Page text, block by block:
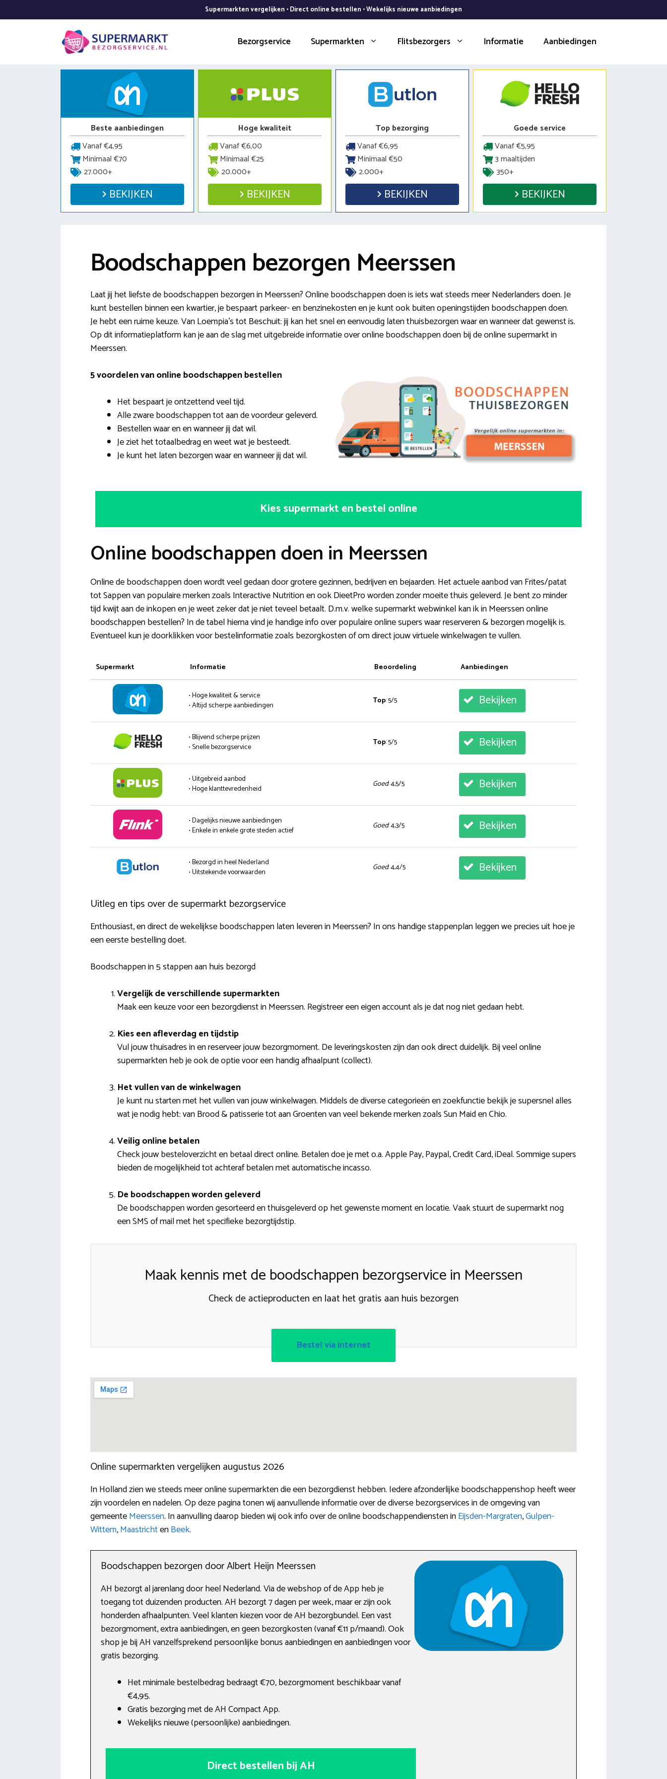
naar
Supermarkten vergelijken • Direct online bestellen • Wekelijks nieuwe aanbiedingen
Bezorgservice Supermarkten Flitsbezorgers Informatie Aanbiedingen
Beste aanbiedingen
Vanaf €4,95
Minimaal €70
27.000+
BEKIJKEN
Hoge kwaliteit
Vanaf €6,00
Minimaal €25
20.000+
BEKIJKEN
Top bezorging
Vanaf €6,95
Minimaal €50
2.000+
BEKIJKEN
Goede service
Vanaf €5,95
3 maaltijden
350+
BEKIJKEN
Boodschappen bezorgen Meerssen
Laat jij het liefste de boodschappen bezorgen in Meerssen? Online boodschappen doen is iets wat steeds meer Nederlanders doen. Je
kunt bestellen binnen een kwartier, je bespaart parkeer- en benzinekosten en je kunt ook buiten openingstijden boodschappen doen.
Je hebt een ruime keuze. Van Loempia’s tot Beschuit: jij kan het snel en eenvoudig laten thuisbezorgen waar en wanneer dat gewenst is.
Op dit informatieplatform kan je aan de slag met uitgebreide informatie over online boodschappen doen bij de online supermarkt in
Meerssen.
5 voordelen van online boodschappen bestellen
Het bespaart je ontzettend veel tijd.
Alle zware boodschappen tot aan de voordeur geleverd.
Bestellen waar en en wanneer jij dat wil.
Je ziet het totaalbedrag en weet wat je besteedt.
Je kunt het laten bezorgen waar en wanneer jij dat wil.
Kies supermarkt en bestel online
Online boodschappen doen in Meerssen
Online de boodschappen doen wordt veel gedaan door grotere gezinnen, bedrijven en bejaarden. Het actuele aanbod van Frites/patat
tot Sappen van populaire merken zoals Interactive Nutrition en ook DieetPro worden zonder moeite thuis geleverd. Je bent zo minder
tijd kwijt aan de inkopen en je weet zeker dat je niet teveel betaalt. D.m.v. welke supermarkt webwinkel kan ik in Meerssen online
boodschappen bestellen? In de tabel hierna vind je handige info over populaire online supers waar reserveren & bezorgen mogelijk is.
Eventueel kun je doorklikken voor bestelinformatie zoals bezorgkosten of om direct jouw virtuele winkelwagen te vullen.
Supermarkt Informatie Beoordeling Aanbiedingen
• Hoge kwaliteit & service
• Altijd scherpe aanbiedingen
Top: 5/5 Bekijken
• Blijvend scherpe prijzen
• Snelle bezorgservice
Top: 5/5 Bekijken
• Uitgebreid aanbod
• Hoge klanttevredenheid
Goed: 4,5/5 Bekijken
• Dagelijks nieuwe aanbiedingen
• Enkele in enkele grote steden actief
Goed: 4,3/5 Bekijken
• Bezorgd in heel Nederland
• Uitstekende voorwaarden
Goed: 4,4/5 Bekijken
Uitleg en tips over de supermarkt bezorgservice
Enthousiast, en direct de wekelijkse boodschappen laten leveren in Meerssen? In ons handige stappenplan leggen we precies uit hoe je
een eerste bestelling doet.
Boodschappen in 5 stappen aan huis bezorgd
Vergelijk de verschillende supermarkten
Maak een keuze voor een bezorgdienst in Meerssen. Registreer een eigen account als je dat nog niet gedaan hebt.
Kies een afleverdag en tijdstip
Vul jouw thuisadres in en reserveer jouw bezorgmoment. De leveringskosten zijn dan ook direct duidelijk. Bij veel online
supermarkten heb je ook de optie voor een handig afhaalpunt (collect).
Het vullen van de winkelwagen
Je kunt nu starten met het vullen van jouw winkelwagen. Middels de diverse categorieën en zoekfunctie bekijk je supersnel alles
wat je nodig hebt: van Brood & patisserie tot aan Groenten van veel bekende merken zoals Sun Maid en Chio.
Veilig online betalen
Check jouw besteloverzicht en betaal direct online. Betalen doe je met o.a. Apple Pay, Paypal, Credit Card, iDeal. Sommige supers
bieden de mogelijkheid tot achteraf betalen met automatische incasso.
De boodschappen worden geleverd
De boodschappen worden gesorteerd en thuisgeleverd op het gewenste moment en locatie. Vaak stuurt de supermarkt nog
een SMS of mail met het specifieke bezorgtijdstip.
Maak kennis met de boodschappen bezorgservice in Meerssen
Check de actieproducten en laat het gratis aan huis bezorgen
Bestel via internet
Online supermarkten vergelijken augustus 2026
In Holland zien we steeds meer online supermarkten die een bezorgdienst hebben. Iedere afzonderlijke boodschappenshop heeft weer
zijn voordelen en nadelen. Op deze pagina tonen wij aanvullende informatie over de diverse bezorgservices in de omgeving van
gemeenteMeerssen. In aanvulling daarop bieden wij ook info over de online boodschappendiensten inEijsden-Margraten,Gulpen-
Wittem,MaastrichtenBeek.
Boodschappen bezorgen door Albert Heijn Meerssen
AH bezorgt al jarenlang door heel Nederland. Via de webshop of de App heb je
toegang tot duizenden producten. AH bezorgt 7 dagen per week, maar er zijn ook
honderden afhaalpunten. Veel klanten kiezen voor de AH bezorgbundel. Een vast
bezorgmoment, extra aanbiedingen, en geen bezorgkosten (vanaf €11 p/maand). Ook
shop je bij AH vanzelfsprekend persoonlijke bonus aanbiedingen en aanbiedingen voor
gratis bezorging.
Het minimale bestelbedrag bedraagt €70, bezorgmoment beschikbaar vanaf
€4,95.
Gratis bezorging met de AH Compact App.
Wekelijks nieuwe (persoonlijke) aanbiedingen.
Direct bestellen bij AH